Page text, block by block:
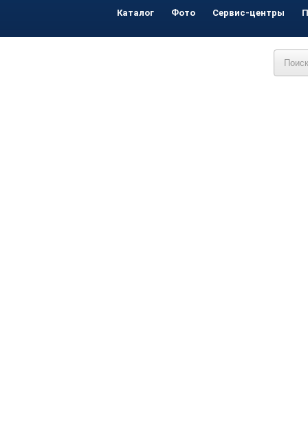
Каталог Фото Сервис-центры